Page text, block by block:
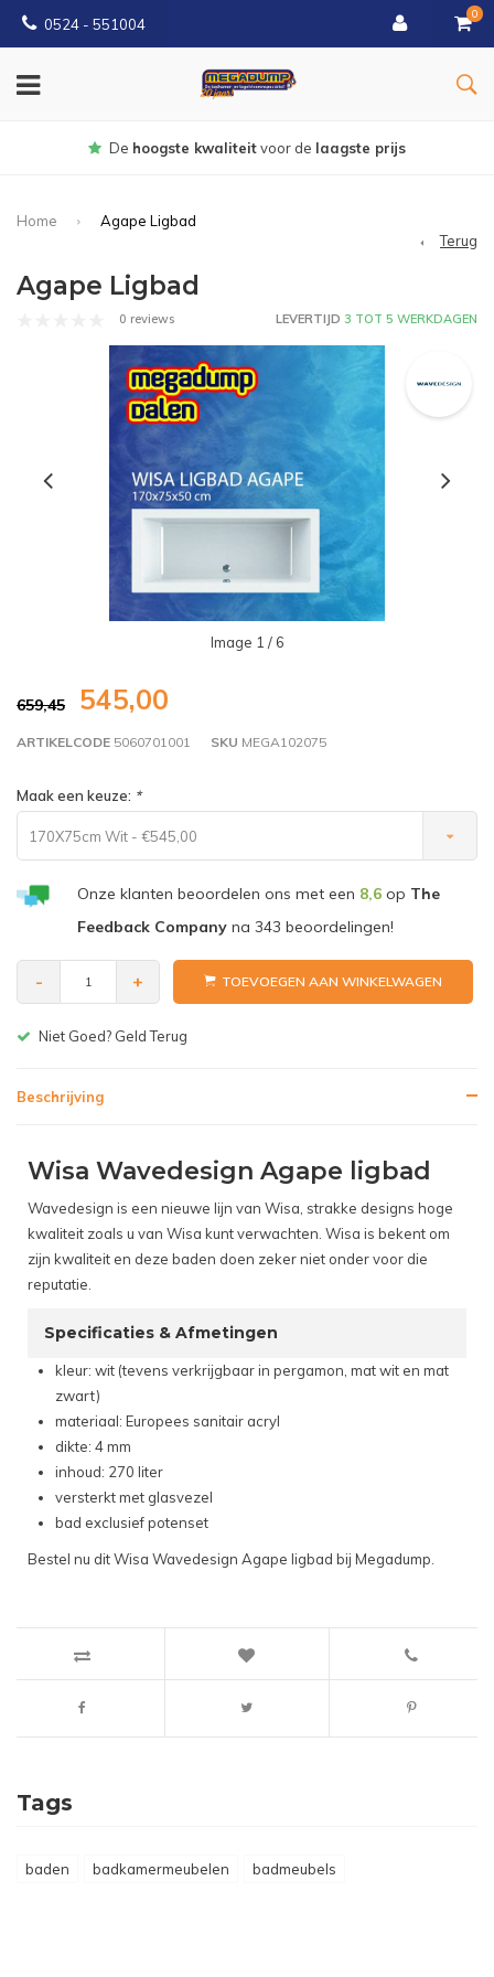
0524 - 551004
0
Gratisbezorgd vanaf €150
Home
Agape Ligbad
Terug
Agape Ligbad
0 reviews LEVERTIJD 3 TOT 5 WERKDAGEN
Image 1 / 6
659,45 545,00
ARTIKELCODE 5060701001 SKU MEGA102075
Maak een keuze: *
170X75cm Wit - €545,00
Onze klanten beoordelen ons met een 8,6op The
Feedback Companyna 343 beoordelingen!
- + TOEVOEGEN AAN WINKELWAGEN
Gratis bezorgen v.a. € 150,-(NL)
Beschrijving
Wisa Wavedesign Agape ligbad
Wavedesign is een nieuwe lijn van Wisa, strakke designs hoge
kwaliteit zoals u van Wisa kunt verwachten. Wisa is bekent om
zijn kwaliteit en deze baden doen zeker niet onder voor die
reputatie.
Specificaties & Afmetingen
kleur: wit (tevens verkrijgbaar in pergamon, mat wit en mat
zwart)
materiaal: Europees sanitair acryl
dikte: 4 mm
inhoud: 270 liter
versterkt met glasvezel
bad exclusief potenset
Bestel nu dit Wisa Wavedesign Agape ligbad bij Megadump.
Tags
baden badkamermeubelen badmeubels